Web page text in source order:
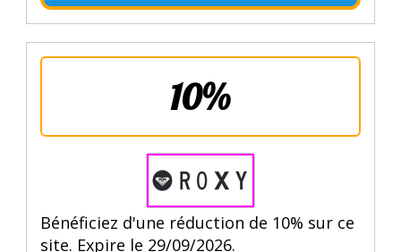
10%
Bénéficiez d'une réduction de 10% sur ce
site. Expire le 29/09/2026.